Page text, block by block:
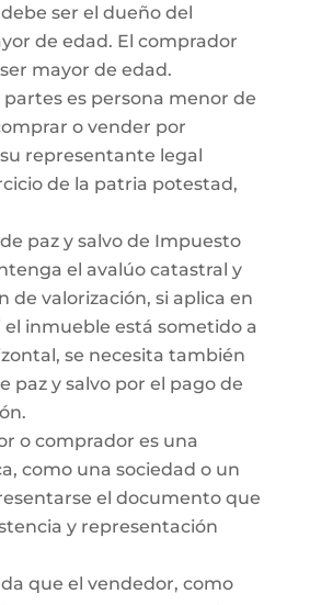
ser el dueño del
de edad. El comprador
mayor de edad.
partes es persona menor de
o vender por
representante legal
de la patria potestad,
paz y salvo de Impuesto
el avalúo catastral y
de valorización, si aplica en
el inmueble está sometido a
se necesita también
paz y salvo por el pago de
o comprador es una
como una sociedad o un
el documento que
y representación
que el vendedor, como